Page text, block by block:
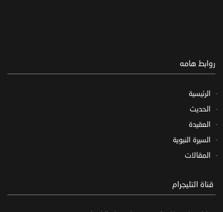
روابط هامه
الرئيسية
الحديث
العقيدة
السيرة النبوية
المقالات
‏ قناة التليجرام